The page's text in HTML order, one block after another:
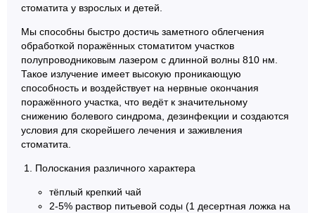
стоматита у взрослых и детей.
Мы способны быстро достичь заметного облегчения
обработкой поражённых стоматитом участков
полупроводниковым лазером с длинной волны 810 нм.
Такое излучение имеет высокую проникающую
способность и воздействует на нервные окончания
поражённого участка, что ведёт к значительному
снижению болевого синдрома, дезинфекции и создаются
условия для скорейшего лечения и заживления
стоматита.
Полоскания различного характера
тёплый крепкий чай
2-5% раствор питьевой соды (1 десертная ложка на